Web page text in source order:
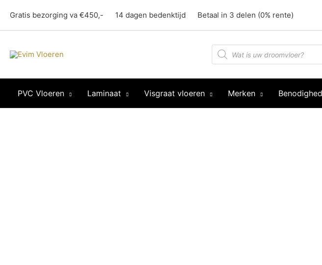
naar
de
Gratis bezorging va €450,- 14 dagen bedenktijd Betaal in 3 delen (0% rente)
Producten
zoeken
PVC Vloeren Laminaat Visgraat vloeren Merken